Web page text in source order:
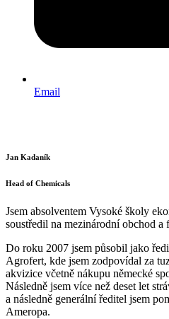
Email
Jan Kadaník
Head of Chemicals
Jsem absolventem Vysoké školy
soustředil na mezinárodní obchod a
Do roku 2007 jsem působil jako
Agrofert, kde jsem zodpovídal za
akvizice včetně nákupu německé
Následně jsem více než deset let
a následně generální ředitel jsem
Ameropa.